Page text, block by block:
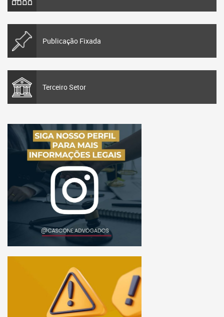
Publicação Fixada
Terceiro Setor